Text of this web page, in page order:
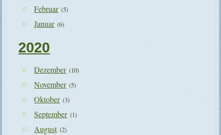
Februar (5)
Januar (6)
2020
Dezember (10)
November (5)
Oktober (3)
September (1)
August (2)